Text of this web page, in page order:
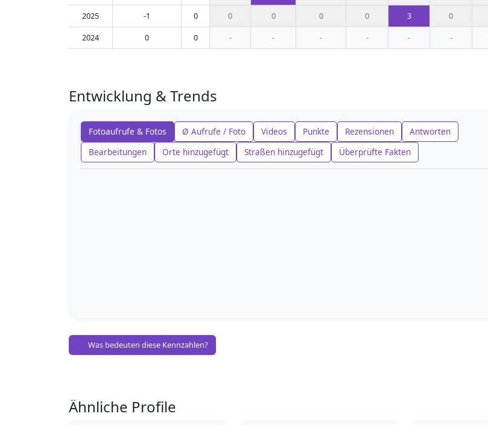
2025
-1 0 0 0 0 0 3 0
2024
0 0 - - - - - -
Entwicklung & Trends
Fotoaufrufe & Fotos Ø Aufrufe / Foto Videos Punkte Rezensionen
Antworten
Bearbeitungen
Orte hinzugefügt Straßen hinzugefügt Überprüfte Fakten
Was bedeuten diese Kennzahlen?
Ähnliche Profile